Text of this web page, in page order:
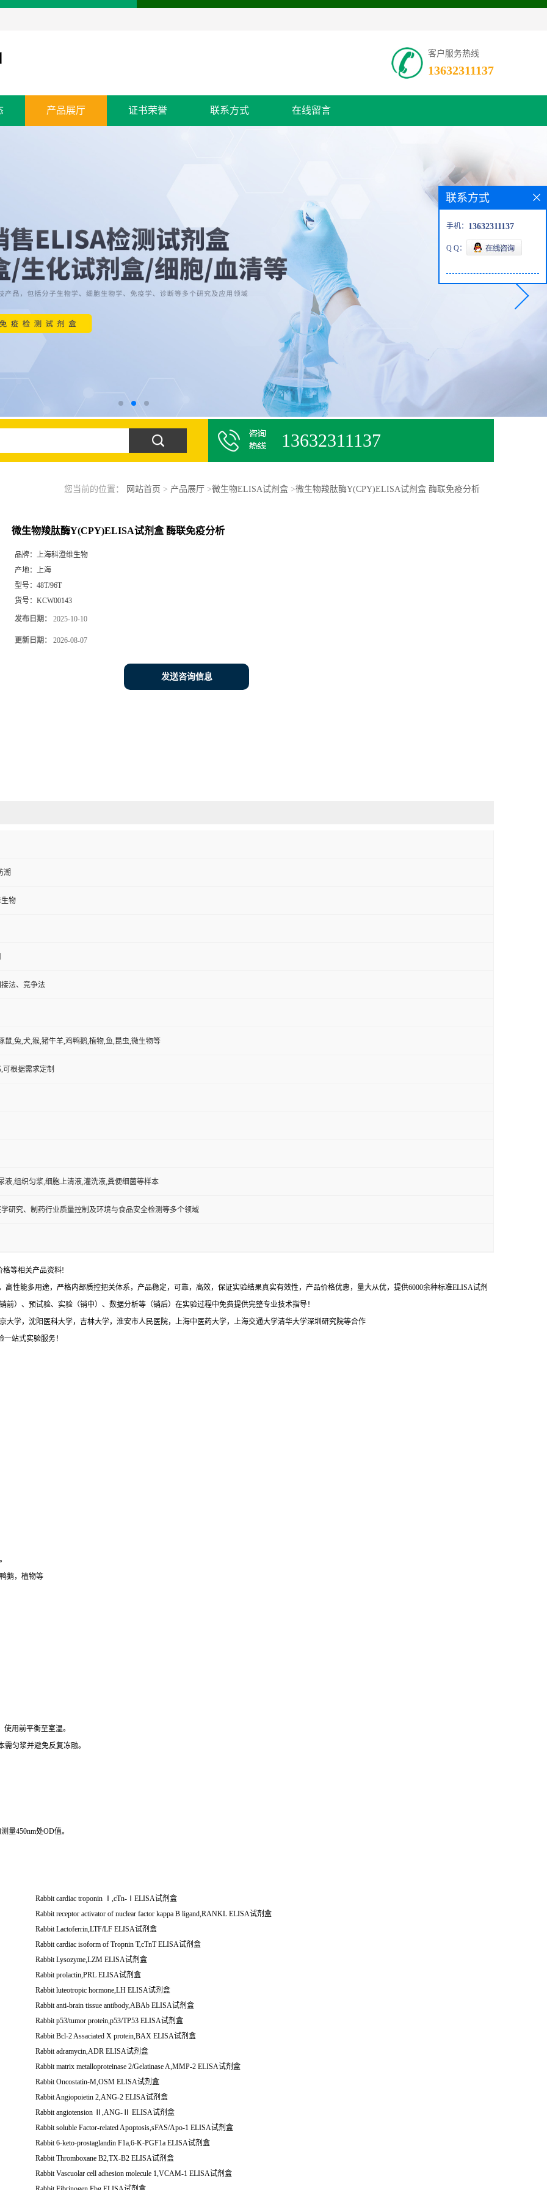
客户服务热线
13632311137
产品展厅 证书荣誉 联系方式 在线留言
13632311137
您当前的位置： 网站首页 > 产品展厅 >微生物ELISA试剂盒>微生物羧肽酶Y(CPY)ELISA试剂盒 酶联免疫分析
微生物羧肽酶Y(CPY)ELISA试剂盒 酶联免疫分析
品牌： 上海科澄维生物
产地： 上海
型号： 48T/96T
货号： KCW00143
发布日期： 2025-10-10
更新日期： 2026-08-07
发送咨询信息
潮
物
法、竞争法
鼠,兔,犬,猴,猪牛羊,鸡鸭鹅,植物,鱼,昆虫,微生物等
可根据需求定制
液,组织匀浆,细胞上清液,灌洗液,粪便细菌等样本
研究、制药行业质量控制及环境与食品安全检测等多个领域
格等相关产品资料!
性能多用途，严格内部质控把关体系，产品稳定，可靠，高效，保证实验结果真实有效性，产品价格优惠，量大从优，提供6000余种标准ELISA试剂
）、预试验、实验（销中）、数据分析等（销后）在实验过程中免费提供完整专业技术指导！
大学，沈阳医科大学，吉林大学，淮安市人民医院，上海中医药大学，上海交通大学清华大学深圳研究院等合作
站式实验服务！
鹅，植物等
用前平衡至室温。
需匀浆并避免反复冻融。
量450nm处OD值。
Rabbit cardiac troponin ,cTn- ELISA试剂盒
Rabbit receptor activator of nuclear factor kappa B ligand,RANKL ELISA试剂盒
Rabbit Lactoferrin,LTF/LF ELISA试剂盒
Rabbit cardiac isoform of Tropnin T,cTnT ELISA试剂盒
Rabbit Lysozyme,LZM ELISA试剂盒
Rabbit prolactin,PRL ELISA试剂盒
Rabbit luteotropic hormone,LH ELISA试剂盒
Rabbit anti-brain tissue antibody,ABAb ELISA试剂盒
Rabbit p53/tumor protein,p53/TP53 ELISA试剂盒
Rabbit Bcl-2 Assaciated X protein,BAX ELISA试剂盒
Rabbit adramycin,ADR ELISA试剂盒
Rabbit matrix metalloproteinase 2/Gelatinase A,MMP-2 ELISA试剂盒
Rabbit Oncostatin-M,OSM ELISA试剂盒
Rabbit Angiopoietin 2,ANG-2 ELISA试剂盒
Rabbit angiotension
,ANG- ELISA试剂盒
Rabbit soluble Factor-related Apoptosis,sFAS/Apo-1 ELISA试剂盒
Rabbit 6-keto-prostaglandin F1a,6-K-PGF1a ELISA试剂盒
Rabbit Thromboxane B2,TX-B2 ELISA试剂盒
Rabbit Vascuolar cell adhesion molecule 1,VCAM-1 ELISA试剂盒
联系方式
手机： 13632311137
Q Q：